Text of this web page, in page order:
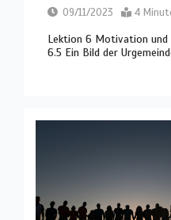
09/11/2023 4
Lektion 6 Motivation und
6.5 Ein Bild der